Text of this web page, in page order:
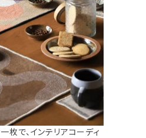
枚で、インテリアコーディ